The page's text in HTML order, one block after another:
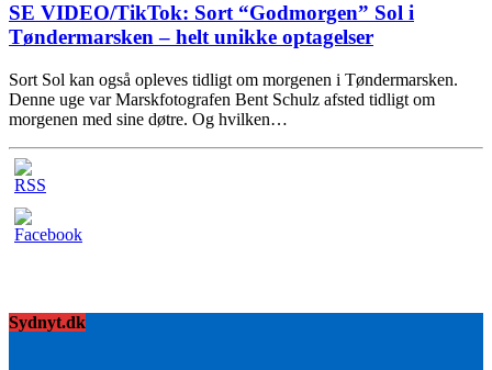
SE VIDEO/TikTok: Sort “Godmorgen” Sol i
Tøndermarsken – helt unikke optagelser
Sort Sol kan også opleves tidligt om morgenen i Tøndermarsken.
Denne uge var Marskfotografen Bent Schulz afsted tidligt om
morgenen med sine døtre. Og hvilken…
Sydnyt.dk